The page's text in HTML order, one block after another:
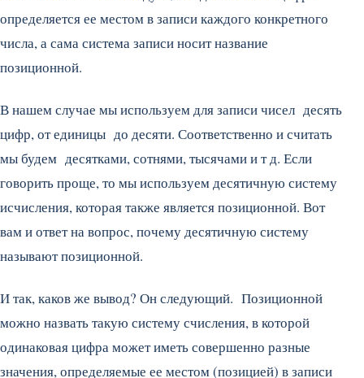
определяется ее местом в записи каждого конкретного
числа, а сама система записи носит название
позиционной.
В нашем случае мы используем для записи чисел десять
цифр, от единицы до десяти. Соответственно и считать
мы будем десятками, сотнями, тысячами и т д. Если
говорить проще, то мы используем десятичную систему
исчисления, которая также является позиционной. Вот
вам и ответ на вопрос, почему десятичную систему
называют позиционной.
И так, каков же вывод? Он следующий. Позиционной
можно назвать такую систему счисления, в которой
одинаковая цифра может иметь совершенно разные
значения, определяемые ее местом (позицией) в записи